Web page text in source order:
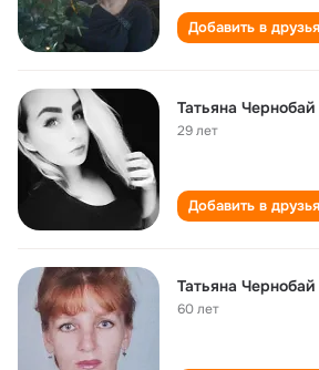
Добавить в друзья
Татьяна Чернобай
29 лет
Добавить в друзья
Татьяна Чернобай
60 лет